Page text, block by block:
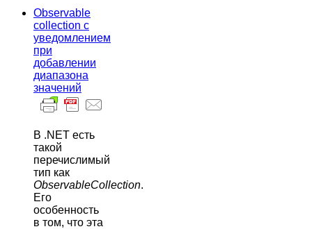
Observable
collection с
уведомлением
при
добавлении
диапазона
значений
В .NET есть
такой
перечислимый
тип как
ObservableCollection.
Его
особенность
в том, что эта